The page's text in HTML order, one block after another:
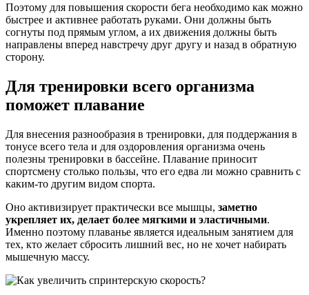
Поэтому для повышения скорости бега необходимо как можно
быстрее и активнее работать руками. Они должны быть
согнуты под прямым углом, а их движения должны быть
направлены вперед навстречу друг другу и назад в обратную
сторону.
Для тренировки всего организма
поможет плавание
Для внесения разнообразия в тренировки, для поддержания в
тонусе всего тела и для оздоровления организма очень
полезны тренировки в бассейне. Плавание приносит
спортсмену столько пользы, что его едва ли можно сравнить с
каким-то другим видом спорта.
Оно активизирует практически все мышцы, заметно
укрепляет их, делает более мягкими и эластичными.
Именно поэтому плаванье является идеальным занятием для
тех, кто желает сбросить лишний вес, но не хочет набирать
мышечную массу.